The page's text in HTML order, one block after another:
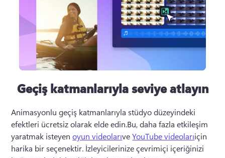
Geçiş katmanlarıyla seviye atlayın
Animasyonlu geçiş katmanlarıyla stüdyo düzeyindeki
efektleri ücretsiz olarak elde edin.Bu, daha fazla etkileşim
yaratmak isteyen oyun videolarıve YouTube videolarıiçin
harika bir seçenektir. İzleyicilerinize çevrimiçi içeriğinizi